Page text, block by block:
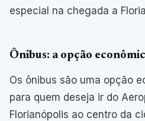
especial na chegada a
Ônibus: a opção
Os ônibus são uma opção
para quem deseja ir do
Florianópolis ao centro da